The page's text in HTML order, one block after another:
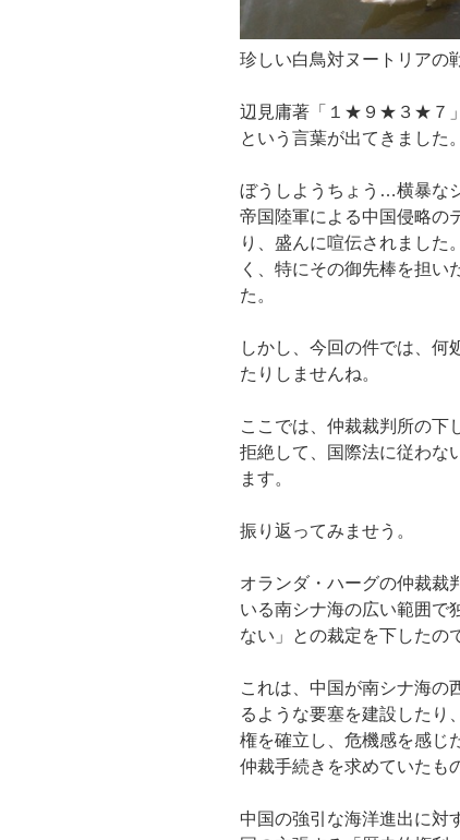
珍しい白鳥対ヌートリアの
辺見庸著「１★９★３★７」
という言葉が出てきました
ぼうしようちょう…横暴な
帝国陸軍による中国侵略の
り、盛んに喧伝されました
く、特にその御先棒を担い
た。
しかし、今回の件では、何
たりしませんね。
ここでは、仲裁裁判所の下
拒絶して、国際法に従わな
ます。
振り返ってみませう。
オランダ・ハーグの仲裁裁
いる南シナ海の広い範囲で
ない」との裁定を下したの
これは、中国が南シナ海の
るような要塞を建設したり
権を確立し、危機感を感じ
仲裁手続きを求めていたも
中国の強引な海洋進出に対